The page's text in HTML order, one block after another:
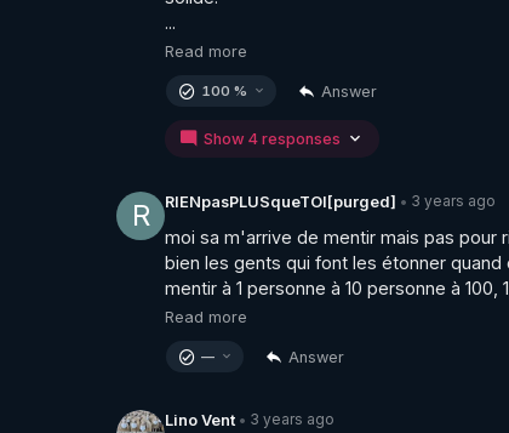
...
Read more
100 % Answer
Show 4 responses
R RIENpasPLUSqueTOI[purged] • 3 years ago
moi sa m'arrive de mentir mais pas pour
bien les gents qui font les étonner
mentir à 1 personne à 10 personne à
Read more
— Answer
Lino Vent • 3 years ago